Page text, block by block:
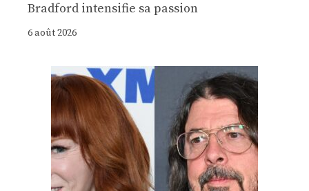
Bradford intensifie sa passion
6 août 2026